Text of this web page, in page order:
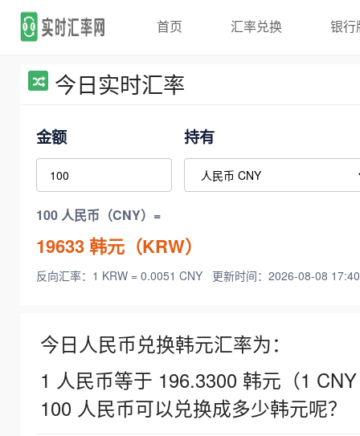
首页 汇率兑换 银行
今日实时汇率
金额 持有
100 人民币（CNY）=
19633韩元（KRW）
反向汇率：1 KRW = 0.0051 CNY 更新时间：2026-08-08
今日人民币兑换韩元汇率为：
1 人民币等于 196.3300 韩元（1
100 人民币可以兑换成多少韩元呢？